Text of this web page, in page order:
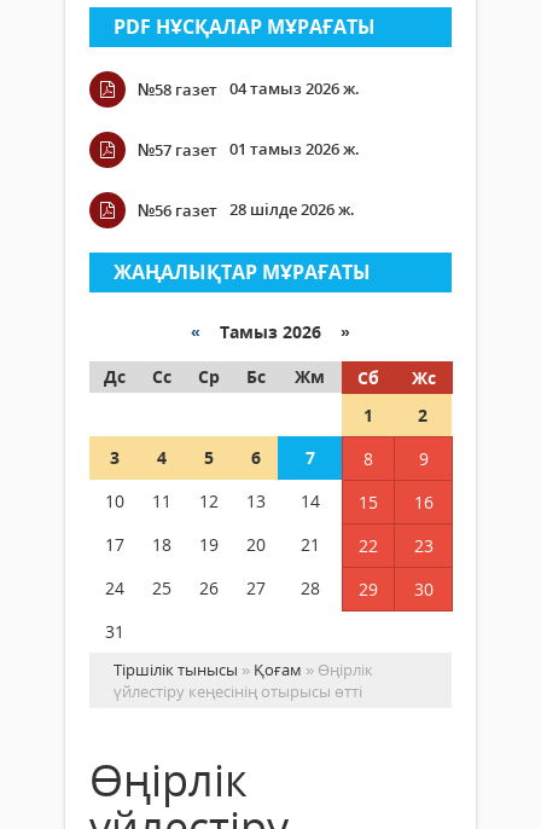
PDF НҰСҚАЛАР МҰРАҒАТЫ
№58 газет 04 тамыз 2026 ж.
№57 газет 01 тамыз 2026 ж.
№56 газет 28 шілде 2026 ж.
ЖАҢАЛЫҚТАР МҰРАҒАТЫ
« Тамыз 2026 »
Дс
Сс Ср Бс Жм Сб
Жс
1
2
3
4 5 6 7 8
9
10
11 12 13 14 15
16
17
18 19 20 21 22
23
24
25 26 27 28 29
30
31
Тіршілік тынысы » Қоғам » Өңірлік
үйлестіру кеңесінің отырысы өтті
Өңірлік